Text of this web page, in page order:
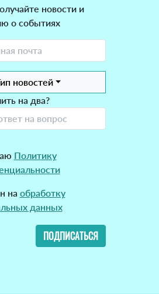
новости и
о событиях
новостей
на два?
Политику
на обработку
данных
ПОДПИСАТЬСЯ